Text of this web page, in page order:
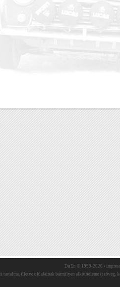
DuEn © 1999-2026 •
tartalma, illetve oldalainak bármilyen alkotóeleme (szöveg,